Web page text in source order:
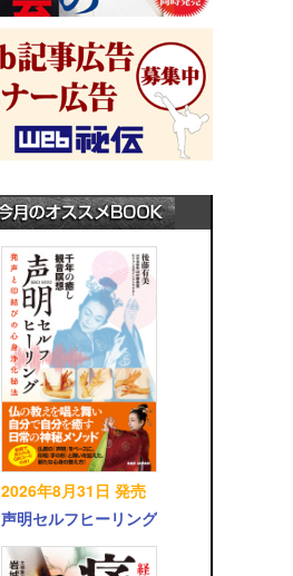
2026年8月31日 発売
声明セルフヒーリング